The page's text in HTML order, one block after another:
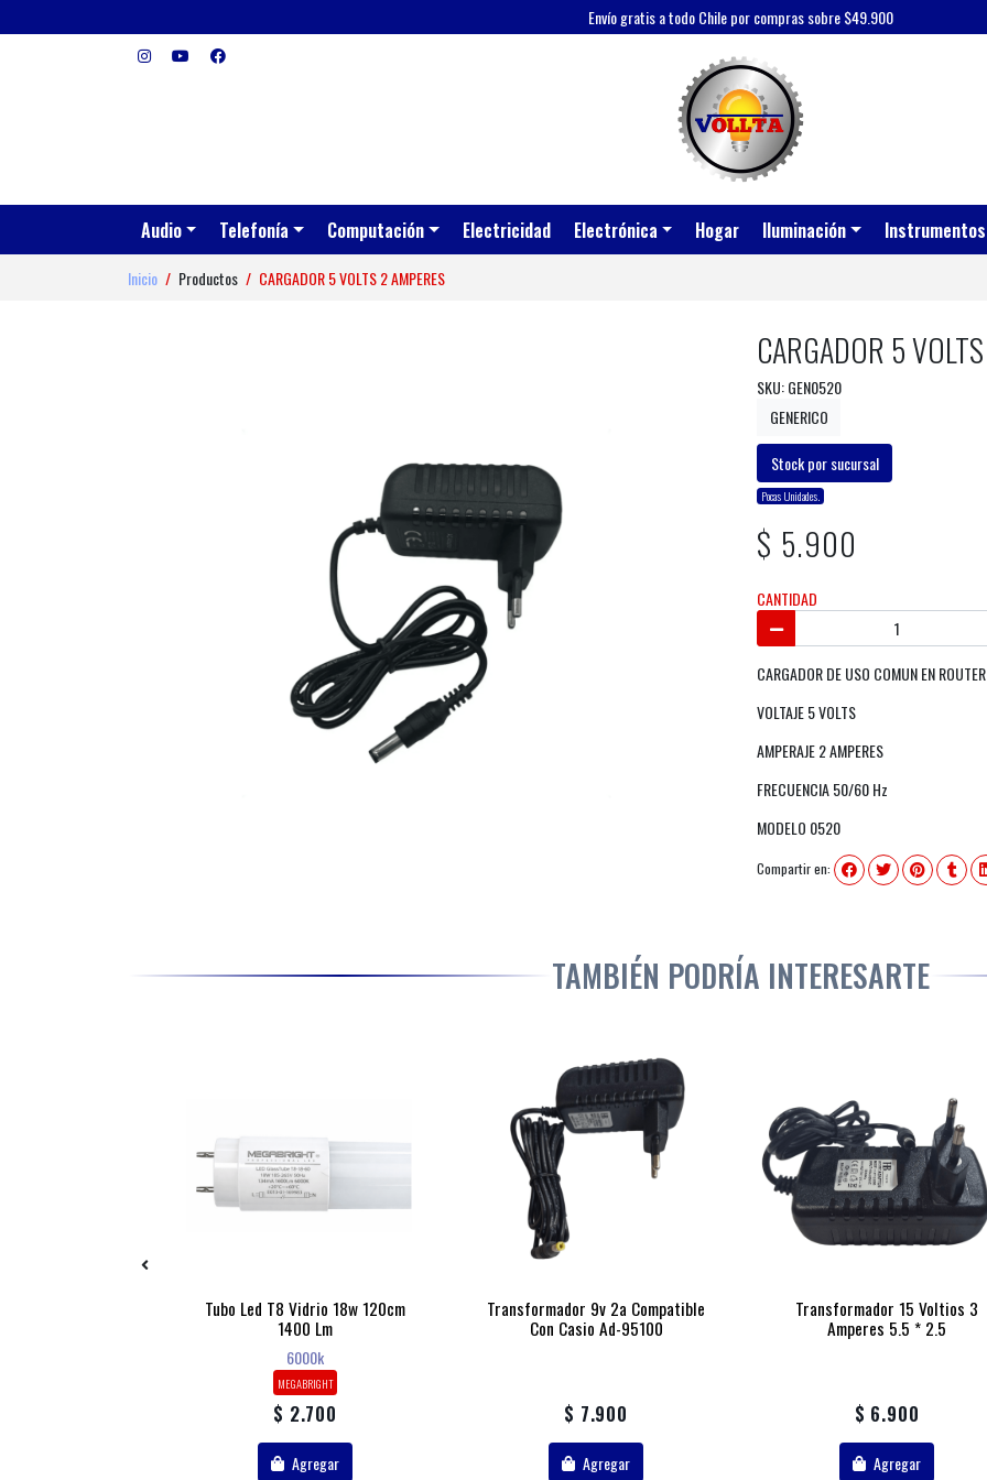
Envío gratis a todo Chile por compras sobre $49.900
Audio Telefonía Computación Electricidad Electrónica Hogar Iluminación Instrumentos
Inicio Productos CARGADOR 5 VOLTS 2 AMPERES
CARGADOR 5
SKU: GEN0520
GENERICO
Stock por sucursal
Pocas Unidades.
$ 5.900
CANTIDAD
CARGADOR DE USO COMUN EN
VOLTAJE 5 VOLTS
AMPERAJE 2 AMPERES
FRECUENCIA 50/60 Hz
MODELO 0520
Compartir en:
TAMBIÉN PODRÍA INTERESARTE
Tubo Led T8 Vidrio 18w 120cm
1400 Lm
6000k
MEGABRIGHT
$ 2.700
Agregar
Transformador 9v 2a Compatible
Con Casio Ad-95100
$ 7.900
Agregar
Transformador 15 Voltios 3
Amperes 5.5 * 2.5
$ 6.900
Agregar